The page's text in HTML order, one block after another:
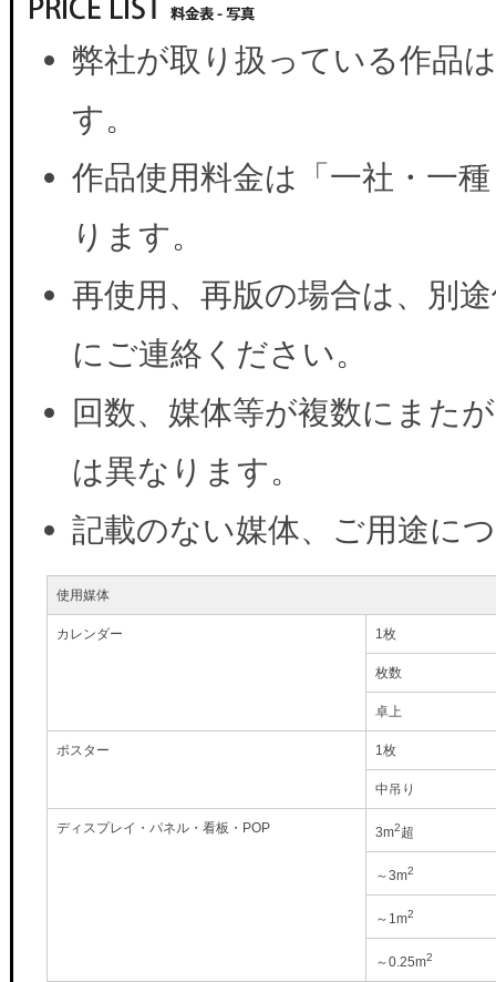
弊社が取り扱っている作品
す。
作品使用料金は「一社・一
ります。
再使用、再版の場合は、別
にご連絡ください。
回数、媒体等が複数にまた
は異なります。
記載のない媒体、ご用途に
使用媒体
カレンダー 1枚
枚数
卓上
ポスター 1枚
中吊り
ディスプレイ・パネル・看板・POP 3m2超
～3m2
～1m2
～0.25m2